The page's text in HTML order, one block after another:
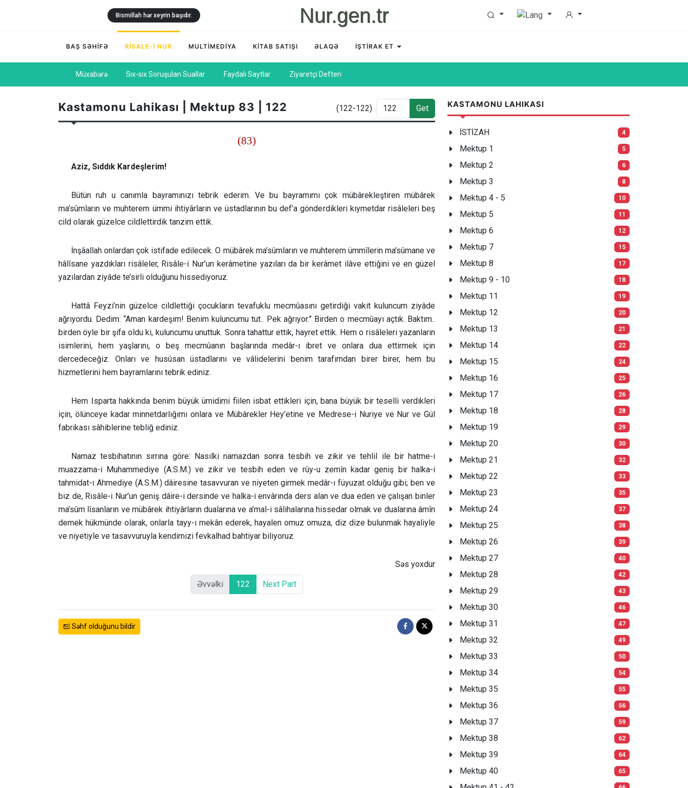
Nur.gen.tr
Bismillah hər xeyrin başıdır.
BAŞ SƏHİFƏ RİSALE-İ NUR MULTİMEDİYA KİTAB SATIŞI ƏLAQƏ İŞTİRAK ET
Müxabərə Sıx-sıx Soruşulan Suallar Faydalı Saytlar Ziyaretçi Defteri
Kastamonu Lahikası | Mektup 83 | 122 (122-122) Get
(83)
Aziz, Sıddık Kardeşlerim!
Bütün ruh u canımla bayramınızı tebrik ederim. Ve bu bayramımı çok mübârekleştiren mübârek
ma’sûmların ve muhterem ümmi ihtiyârların ve üstadlarının bu def’a gönderdikleri kıymetdar risâleleri beş
cild olarak güzelce cildlettirdik tanzim ettik.
İnşâallah onlardan çok istifade edilecek. O mübârek ma’sûmların ve muhterem ümmîlerin ma’sûmane ve
hâlîsane yazdıkları risâleler, Risâle-i Nur’un kerâmetine yazıları da bir kerâmet ilâve ettiğini ve en güzel
yazılardan ziyâde te’sirli olduğunu hissediyoruz.
Hattâ Feyzi’nin güzelce cildlettiği çocukların tevafuklu mecmûasını getirdiği vakit kuluncum ziyâde
ağrıyordu. Dedim: “Aman kardeşim! Benim kuluncumu tut.. Pek ağrıyor.” Birden o mecmûayı açtık. Baktım..
birden öyle bir şifa oldu ki, kuluncumu unuttuk. Sonra tahattur ettik, hayret ettik. Hem o risâleleri yazanların
isimlerini, hem yaşlarını, o beş mecmûanın başlarında medâr-ı ibret ve onlara dua ettirmek için
dercedeceğiz. Onları ve husûsan üstadlarını ve vâlidelerini benim tarafımdan birer birer, hem bu
hizmetlerini hem bayramlarını tebrik ediniz.
Hem Isparta hakkında benim büyük ümidimi fiilen isbat ettikleri için, bana büyük bir teselli verdikleri
için, ölünceye kadar minnetdarlığımı onlara ve Mübârekler Hey’etine ve Medrese-i Nuriye ve Nur ve Gül
fabrikası sâhiblerine tebliğ ediniz.
Namaz tesbihatının sırrına göre: Nasılki namazdan sonra tesbih ve zikir ve tehlil ile bir hatme-i
muazzama-i Muhammediye (A.S.M.) ve zikir ve tesbih eden ve rûy-u zemîn kadar geniş bir halka-i
tahmidat-ı Ahmediye (A.S.M.) dâiresine tasavvuran ve niyeten girmek medâr-ı füyuzat olduğu gibi; ben ve
biz de, Risâle-i Nur’un geniş dâire-i dersinde ve halka-i envârında ders alan ve dua eden ve çalışan binler
ma’sûm lîsanların ve mübârek ihtiyârların dualarına ve a’mal-i sâlihalarına hissedar olmak ve dualarına âmîn
demek hükmünde olarak, onlarla tayy-ı mekân ederek, hayalen omuz omuza, diz dize bulunmak hayaliyle
ve niyetiyle ve tasavvuruyla kendimizi fevkalhad bahtiyar biliyoruz.
Səs yoxdur
Əvvəlki 122 Next Part
Səhf olduğunu bildir
KASTAMONU LAHIKASI
İSTİZAH 4
Mektup 1 5
Mektup 2 6
Mektup 3 8
Mektup 4 - 5 10
Mektup 5 11
Mektup 6 12
Mektup 7 15
Mektup 8 17
Mektup 9 - 10 18
Mektup 11 19
Mektup 12 20
Mektup 13 21
Mektup 14 22
Mektup 15 24
Mektup 16 25
Mektup 17 26
Mektup 18 28
Mektup 19 29
Mektup 20 30
Mektup 21 32
Mektup 22 33
Mektup 23 35
Mektup 24 37
Mektup 25 38
Mektup 26 39
Mektup 27 40
Mektup 28 42
Mektup 29 43
Mektup 30 46
Mektup 31 47
Mektup 32 49
Mektup 33 50
Mektup 34 54
Mektup 35 55
Mektup 36 56
Mektup 37 59
Mektup 38 62
Mektup 39 64
Mektup 40 65